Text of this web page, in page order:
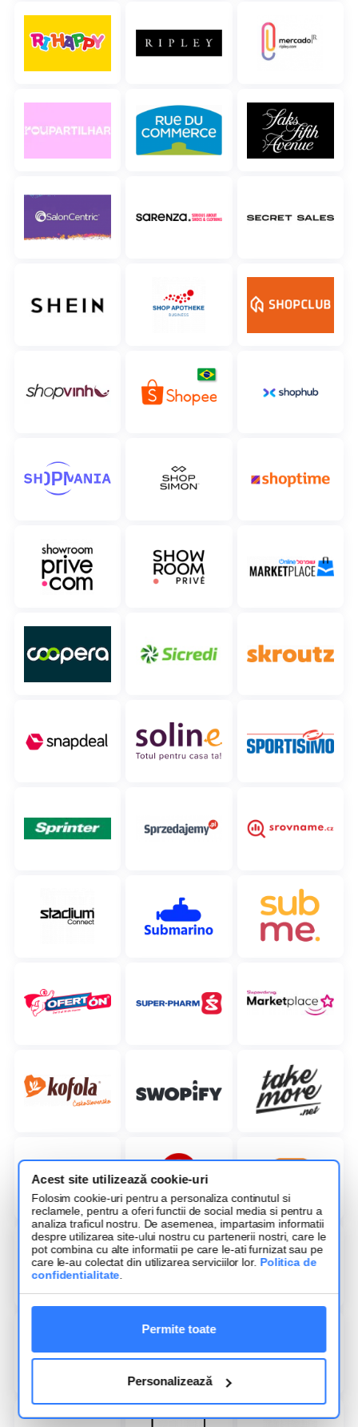
Acest site utilizează cookie-uri
Folosim cookie-uri pentru a personaliza continutul si
reclamele, pentru a oferi functii de social media si pentru a
analiza traficul nostru. De asemenea, impartasim informatii
despre utilizarea site-ului nostru cu partenerii nostri, care le
pot combina cu alte informatii pe care le-ati furnizat sau pe
care le-au colectat din utilizarea serviciilor lor. Politica de
confidentialitate
Permite toate
Personalizează